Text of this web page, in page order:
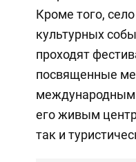
Кроме того,
культурных
проходят
посвященные
международным
его живым
так и